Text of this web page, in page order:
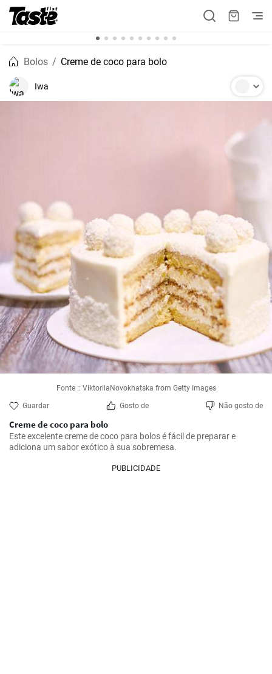
Bolos Creme de coco para bolo
Iwa
Fonte :: ViktoriiaNovokhatska from Getty Images
Guardar Gosto de Não gosto de
Creme de coco para bolo
Este excelente creme de coco para bolos é fácil de preparar e
adiciona um sabor exótico à sua sobremesa.
PUBLICIDADE